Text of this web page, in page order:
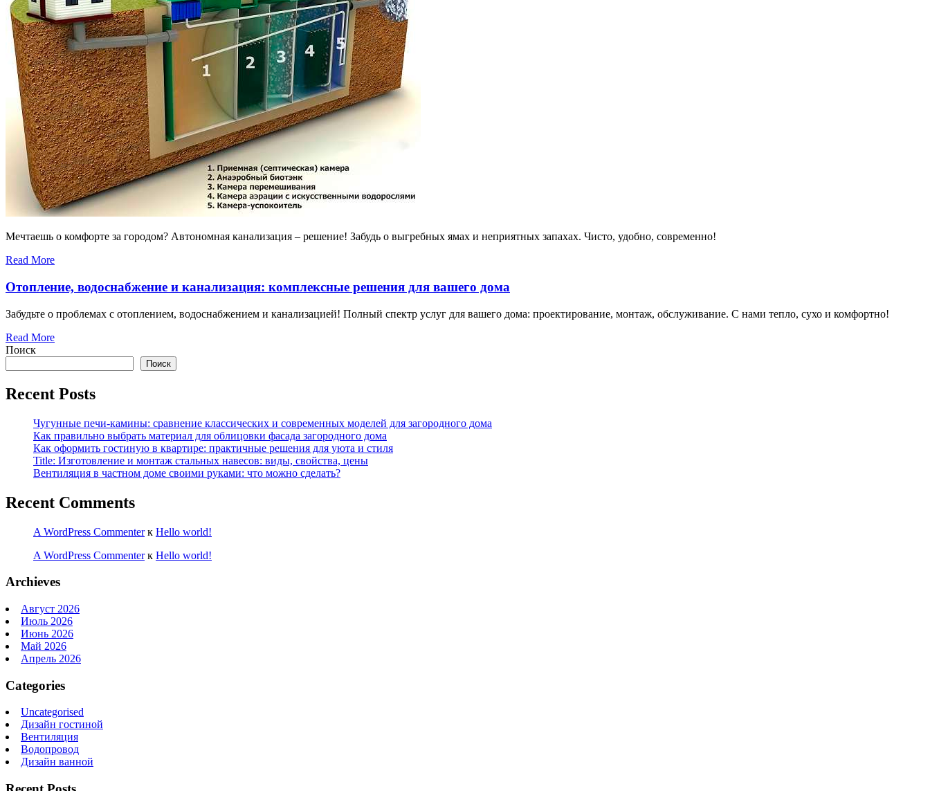
Мечтаешь о комфорте за городом? Автономная канализация – решение! Забудь о выгребных ямах и неприятных запахах. Чисто, удобно, современно!
Read More
Отопление, водоснабжение и канализация: комплексные решения для вашего дома
Забудьте о проблемах с отоплением, водоснабжением и канализацией! Полный спектр услуг для вашего дома: проектирование, монтаж, обслуживание. С нами тепло, сухо и комфортно!
Read More
Поиск
Поиск
Recent Posts
Чугунные печи-камины: сравнение классических и современных моделей для загородного дома
Как правильно выбрать материал для облицовки фасада загородного дома
Как оформить гостиную в квартире: практичные решения для уюта и стиля
Title: Изготовление и монтаж стальных навесов: виды, свойства, цены
Вентиляция в частном доме своими руками: что можно сделать?
Recent Comments
A WordPress Commenterк Hello world!
A WordPress Commenterк Hello world!
Archieves
Август 2026
Июль 2026
Июнь 2026
Май 2026
Апрель 2026
Categories
Uncategorised
Дизайн гостиной
Вентиляция
Водопровод
Дизайн ванной